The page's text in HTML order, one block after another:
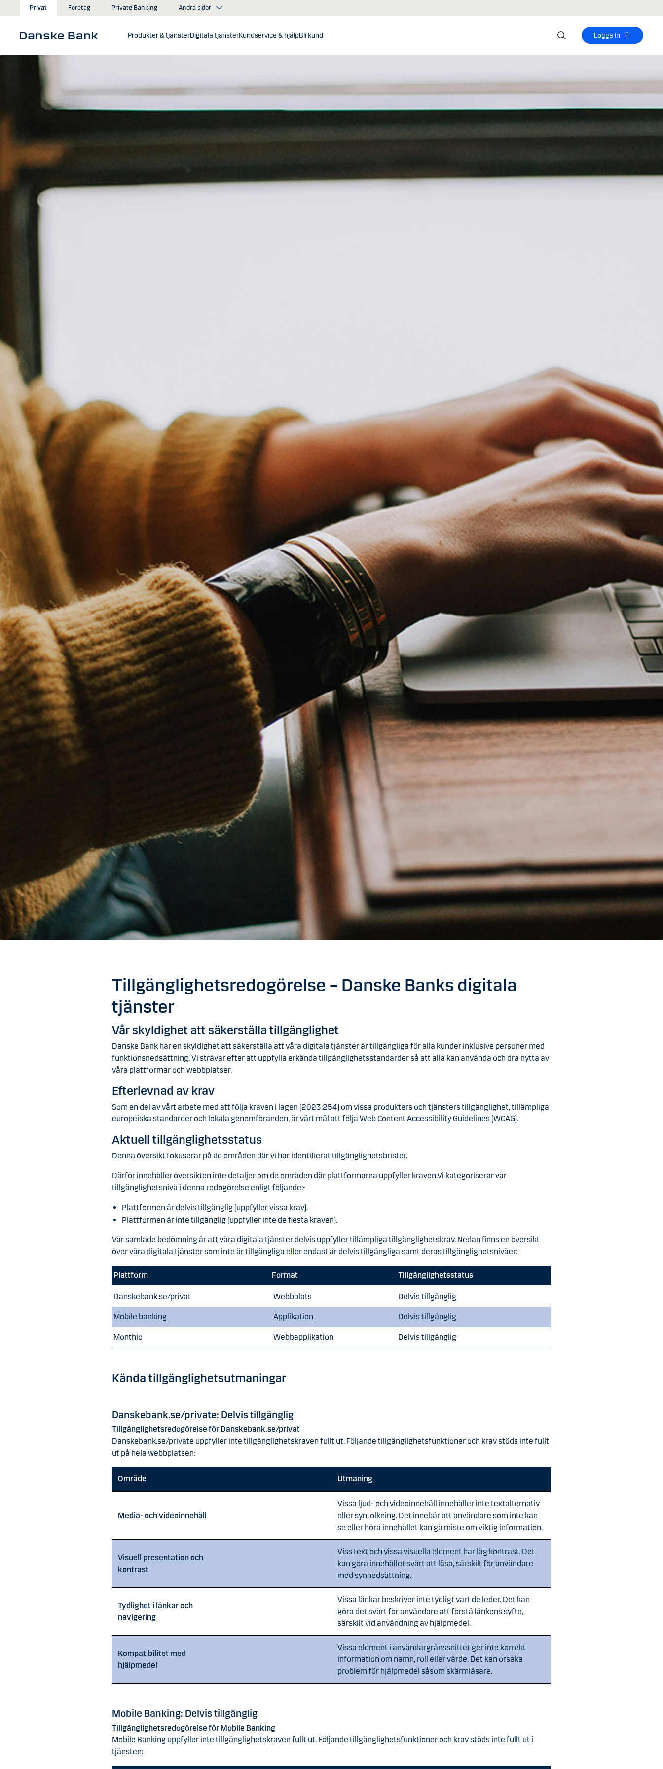
Gå till huvudinnehåll
Privat Företag Private Banking Andra sidor
Produkter & tjänsterDigitala tjänsterKundservice & hjälpBli kund Logga in
Tillgänglighetsredogörelse – Danske Banks digitala
tjänster
Vår skyldighet att säkerställa tillgänglighet
Danske Bank har en skyldighet att säkerställa att våra digitala tjänster är tillgängliga för alla kunder inklusive personer med
funktionsnedsättning. Vi strävar efter att uppfylla erkända tillgänglighetsstandarder så att alla kan använda och dra nytta av
våra plattformar och webbplatser.
Efterlevnad av krav
Som en del av vårt arbete med att följa kraven i lagen (2023:254) om vissa produkters och tjänsters tillgänglighet, tillämpliga
europeiska standarder och lokala genomföranden, är vårt mål att följa Web Content Accessibility Guidelines (WCAG).
Aktuell tillgänglighetsstatus
Denna översikt fokuserar på de områden där vi har identifierat tillgänglighetsbrister.
Därför innehåller översikten inte detaljer om de områden där plattformarna uppfyller kraven.Vi kategoriserar vår
tillgänglighetsnivå i denna redogörelse enligt följande:•
Plattformen är delvis tillgänglig (uppfyller vissa krav).
Plattformen är inte tillgänglig (uppfyller inte de flesta kraven).
Vår samlade bedömning är att våra digitala tjänster delvis uppfyller tillämpliga tillgänglighetskrav. Nedan finns en översikt
över våra digitala tjänster som inte är tillgängliga eller endast är delvis tillgängliga samt deras tillgänglighetsnivåer:
Plattform Format Tillgänglighetsstatus
Danskebank.se/privat Webbplats Delvis tillgänglig
Mobile banking Applikation Delvis tillgänglig
Monthio Webbapplikation Delvis tillgänglig
Kända tillgänglighetsutmaningar
Danskebank.se/private: Delvis tillgänglig
Tillgänglighetsredogörelse för Danskebank.se/privat
Danskebank.se/private uppfyller inte tillgänglighetskraven fullt ut. Följande tillgänglighetsfunktioner och krav stöds inte fullt
ut på hela webbplatsen:
Område Utmaning
Media- och videoinnehåll
Vissa ljud- och videoinnehåll innehåller inte textalternativ
eller syntolkning. Det innebär att användare som inte kan
se eller höra innehållet kan gå miste om viktig information.
Visuell presentation och
kontrast
Viss text och vissa visuella element har låg kontrast. Det
kan göra innehållet svårt att läsa, särskilt för användare
med synnedsättning.
Tydlighet i länkar och
navigering
Vissa länkar beskriver inte tydligt vart de leder. Det kan
göra det svårt för användare att förstå länkens syfte,
särskilt vid användning av hjälpmedel.
Kompatibilitet med
hjälpmedel
Vissa element i användargränssnittet ger inte korrekt
information om namn, roll eller värde. Det kan orsaka
problem för hjälpmedel såsom skärmläsare.
Mobile Banking: Delvis tillgänglig
Tillgänglighetsredogörelse för Mobile Banking
Mobile Banking uppfyller inte tillgänglighetskraven fullt ut. Följande tillgänglighetsfunktioner och krav stöds inte fullt ut i
tjänsten: